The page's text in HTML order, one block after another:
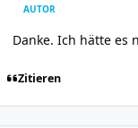
AUTOR
Danke. Ich hätte es
Zitieren